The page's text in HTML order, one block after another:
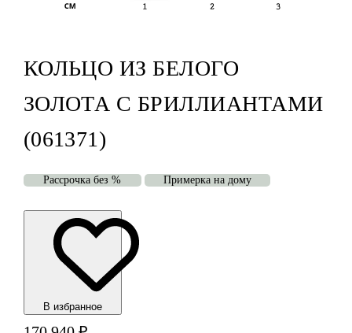
КОЛЬЦО ИЗ БЕЛОГО
ЗОЛОТА С БРИЛЛИАНТАМИ
(061371)
Рассрочка без % Примерка на дому
В избранноe